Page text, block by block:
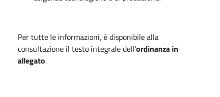
Per tutte le informazioni, è disponibile alla
consultazione il testo integrale dell'ordinanza in
allegato.